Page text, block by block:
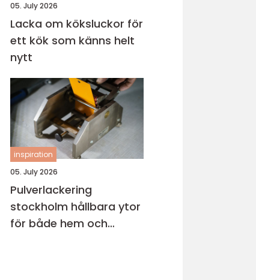
05. July 2026
Lacka om köksluckor för
ett kök som känns helt
nytt
inspiration
05. July 2026
Pulverlackering
stockholm hållbara ytor
för både hem och